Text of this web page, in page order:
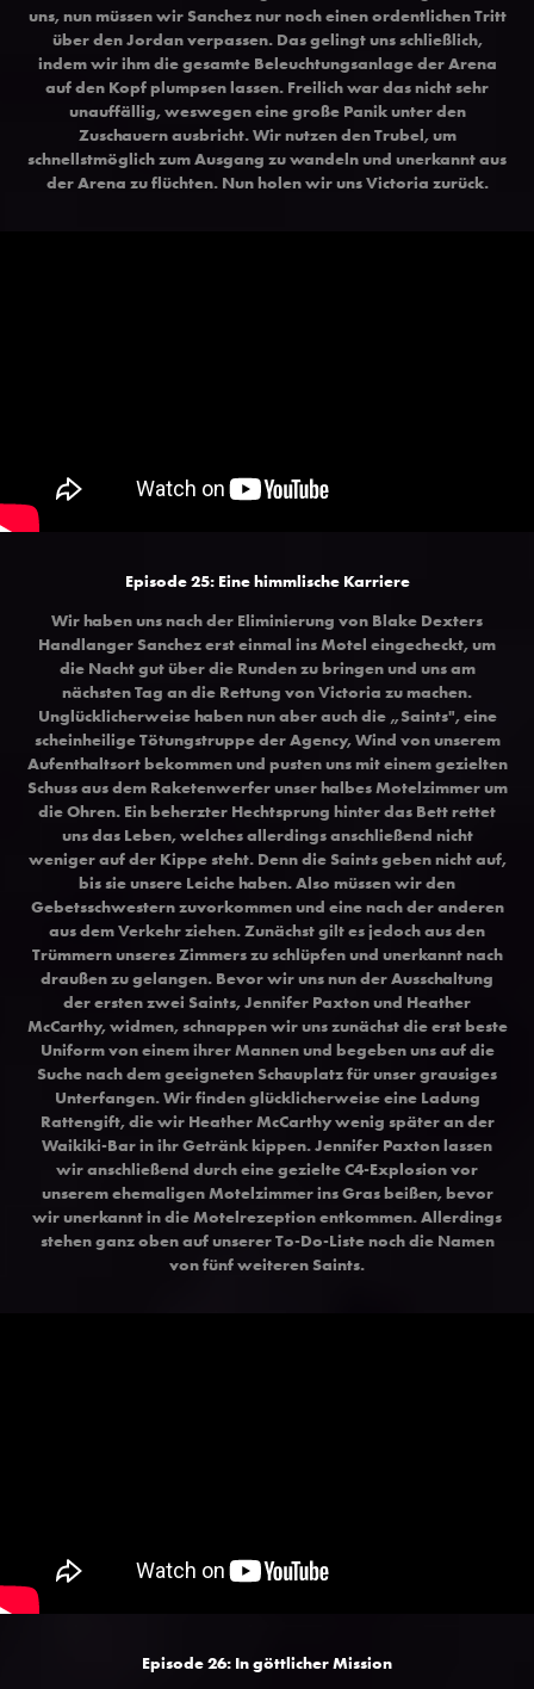
uns, nun müssen wir Sanchez nur noch einen ordentlichen Tritt
über den Jordan verpassen. Das gelingt uns schließlich,
indem wir ihm die gesamte Beleuchtungsanlage der Arena
auf den Kopf plumpsen lassen. Freilich war das nicht sehr
unauffällig, weswegen eine große Panik unter den
Zuschauern ausbricht. Wir nutzen den Trubel, um
schnellstmöglich zum Ausgang zu wandeln und unerkannt aus
der Arena zu flüchten. Nun holen wir uns Victoria zurück.
Episode 25: Eine himmlische Karriere
Wir haben uns nach der Eliminierung von Blake Dexters
Handlanger Sanchez erst einmal ins Motel eingecheckt, um
die Nacht gut über die Runden zu bringen und uns am
nächsten Tag an die Rettung von Victoria zu machen.
Unglücklicherweise haben nun aber auch die „Saints", eine
scheinheilige Tötungstruppe der Agency, Wind von unserem
Aufenthaltsort bekommen und pusten uns mit einem gezielten
Schuss aus dem Raketenwerfer unser halbes Motelzimmer um
die Ohren. Ein beherzter Hechtsprung hinter das Bett rettet
uns das Leben, welches allerdings anschließend nicht
weniger auf der Kippe steht. Denn die Saints geben nicht auf,
bis sie unsere Leiche haben. Also müssen wir den
Gebetsschwestern zuvorkommen und eine nach der anderen
aus dem Verkehr ziehen. Zunächst gilt es jedoch aus den
Trümmern unseres Zimmers zu schlüpfen und unerkannt nach
draußen zu gelangen. Bevor wir uns nun der Ausschaltung
der ersten zwei Saints, Jennifer Paxton und Heather
McCarthy, widmen, schnappen wir uns zunächst die erst beste
Uniform von einem ihrer Mannen und begeben uns auf die
Suche nach dem geeigneten Schauplatz für unser grausiges
Unterfangen. Wir finden glücklicherweise eine Ladung
Rattengift, die wir Heather McCarthy wenig später an der
Waikiki-Bar in ihr Getränk kippen. Jennifer Paxton lassen
wir anschließend durch eine gezielte C4-Explosion vor
unserem ehemaligen Motelzimmer ins Gras beißen, bevor
wir unerkannt in die Motelrezeption entkommen. Allerdings
stehen ganz oben auf unserer To-Do-Liste noch die Namen
von fünf weiteren Saints.
Episode 26: In göttlicher Mission